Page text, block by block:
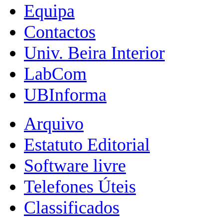
Equipa
Contactos
Univ. Beira Interior
LabCom
UBInforma
Arquivo
Estatuto Editorial
Software livre
Telefones Úteis
Classificados